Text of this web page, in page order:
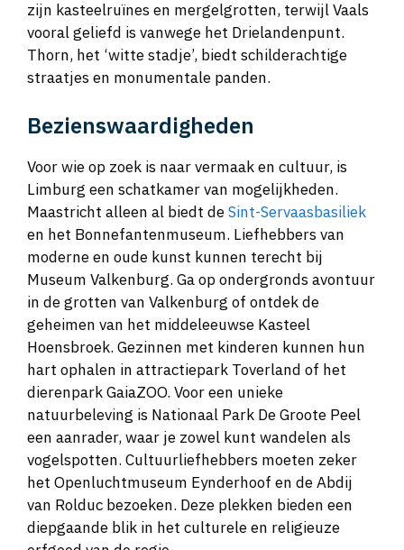
Vaals aan te bevelen. Valkenburg staat bekend om
zijn kasteelruïnes en mergelgrotten, terwijl Vaals
vooral geliefd is vanwege het Drielandenpunt.
Thorn, het ‘witte stadje’, biedt schilderachtige
Bezienswaardigheden
Voor wie op zoek is naar vermaak en cultuur, is
Limburg een schatkamer van mogelijkheden.
Maastricht alleen al biedt deSint-Servaasbasiliek
en het Bonnefantenmuseum. Liefhebbers van
moderne en oude kunst kunnen terecht bij
Museum Valkenburg. Ga op ondergronds avontuur
in de grotten van Valkenburg of ontdek de
geheimen van het middeleeuwse Kasteel
Hoensbroek. Gezinnen met kinderen kunnen hun
hart ophalen in attractiepark Toverland of het
dierenpark GaiaZOO. Voor een unieke
natuurbeleving is Nationaal Park De Groote Peel
een aanrader, waar je zowel kunt wandelen als
vogelspotten. Cultuurliefhebbers moeten zeker
het Openluchtmuseum Eynderhoof en de Abdij
van Rolduc bezoeken. Deze plekken bieden een